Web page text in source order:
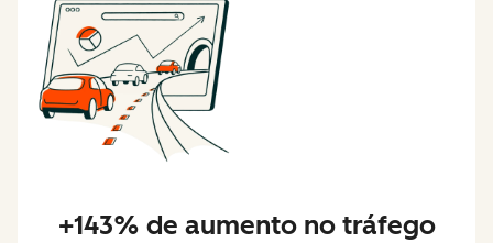
+143% de aumento no tráfego